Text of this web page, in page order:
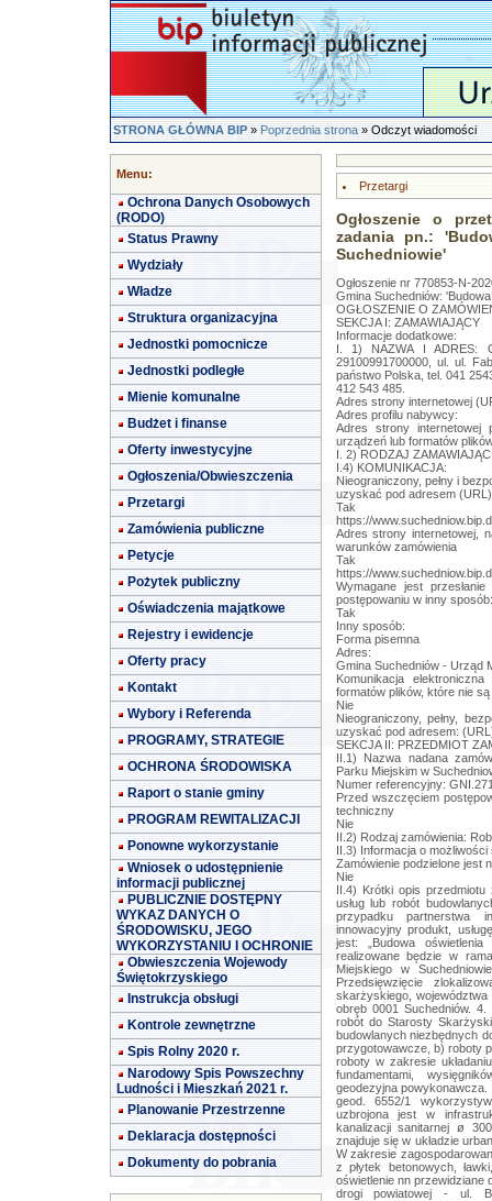
STRONA GŁÓWNA BIP»Poprzednia strona» Odczyt wiadomości
Menu:
Ochrona Danych Osobowych
(RODO)
Status Prawny
Wydziały
Władze
Struktura organizacyjna
Jednostki pomocnicze
Jednostki podległe
Mienie komunalne
Budżet i finanse
Oferty inwestycyjne
Ogłoszenia/Obwieszczenia
Przetargi
Zamówienia publiczne
Petycje
Pożytek publiczny
Oświadczenia majątkowe
Rejestry i ewidencje
Oferty pracy
Kontakt
Wybory i Referenda
PROGRAMY, STRATEGIE
OCHRONA ŚRODOWISKA
Raport o stanie gminy
PROGRAM REWITALIZACJI
Ponowne wykorzystanie
Wniosek o udostępnienie
informacji publicznej
PUBLICZNIE DOSTĘPNY
WYKAZ DANYCH O
ŚRODOWISKU, JEGO
WYKORZYSTANIU I OCHRONIE
Obwieszczenia Wojewody
Świętokrzyskiego
Instrukcja obsługi
Kontrole zewnętrzne
Spis Rolny 2020 r.
Narodowy Spis Powszechny
Ludności i Mieszkań 2021 r.
Planowanie Przestrzenne
Deklaracja dostępności
Dokumenty do pobrania
Przetargi
Ogłoszenie o
zadania pn.:
Suchedniowie'
Ogłoszenie nr 770853-N-
Gmina Suchedniów:
OGŁOSZENIE O
SEKCJA I: ZAMAWIAJĄCY
Informacje dodatkowe:
I. 1) NAZWA I ADRES:
29100991700000, ul. ul.
państwo Polska, tel. 041
412 543 485.
Adres strony internetowej
Adres profilu nabywcy:
Adres strony
urządzeń lub formatów
I. 2) RODZAJ
I.4) KOMUNIKACJA:
Nieograniczony, pełny i
uzyskać pod adresem (URL)
Tak
https://
Adres strony internetowej,
warunków zamówienia
Tak
https://
Wymagane jest
postępowaniu w inny sposób:
Tak
Inny sposób:
Forma pisemna
Adres:
Gmina Suchedniów - Urząd
Komunikacja
formatów plików, które nie
Nie
Nieograniczony, pełny,
uzyskać pod adresem:
SEKCJA II: PRZEDMIOT
II.1) Nazwa nadana
Parku Miejskim w
Numer referencyjny:
Przed wszczęciem
techniczny
Nie
II.2) Rodzaj zamówienia:
II.3) Informacja o
Zamówienie podzielone jest
Nie
II.4) Krótki opis przedmiotu zamówienia (wielkość, zakres, rodzaj i ilość dostaw, usług lub robót budowlanych lub określenie zapotrzebowania i wymagań ) a w przypadku partnerstwa innowacyjnego - określenie zapotrzebowania na innowacyjny produkt, usługę lub roboty budowlane: 1. Przedmiotem zamówienia jest: „Budowa oświetlenia w Parku Miejskim w Suchedniowie'. 2. Zadanie realizowane będzie w ramach zadania budżetowego pn.: 'Modernizacja Parku Miejskiego w Suchedniowie' - ze środków własnych Gminy Suchedniów. 3. Przedsięwzięcie zlokalizowane jest na terenie gminy Suchedniów, powiatu skarżyskiego, województwa świętokrzyskiego, na działce o nr ewid. geod. 6552/1 obręb 0001 Suchedniów. 4. Zadanie realizowane będzie w oparciu o zgłoszenie robót do Starosty Skarżyskiego. 5. Zakres obejmuje wykonanie wszelkich robót budowlanych niezbędnych do zrealizowania w/w zadania między innymi: a) roboty przygotowawcze, b) roboty pomiarowe, c) roboty rozbiórkowe, d) roboty ziemne, e) roboty w zakresie układaniu kabli, f) roboty montażowe (montaż slupów wraz z fundamentami, wysięgników i opraw oświetleniowych), g) inwentaryzacja geodezyjna powykonawcza. 6. Opis stanu istniejącego: Obecnie działka o nr ewid. geod. 6552/1 wykorzystywana i urządzona jest jako Park Miejski. Działka uzbrojona jest w infrastrukturę techniczną: sieć wodociągową ø 300, sieć kanalizacji sanitarnej ø 300, linię elektroenergetyczną oraz ciepłociąg. Działka znajduje się w układzie urbanistycznym wpisanym do Gminnej Ewidencji Zabytków. W zakresie zagospodarowania terenu: na działce znajdują się ciągi komunikacyjne z płytek betonowych, ławki, kosze na odpady, zieleń parkowa oraz istniejące oświetlenie nn przewidziane do demontażu. Działka ma dostęp do drogi publicznej z drogi powiatowej - ul. Bodzentyńskiej w Suchedniowie. 7. Projektowane rozwiązania: W ramach zadania przewiduje się demontaż istniejącego oświetlenia nn oraz przekazanie go do PGE Dystrybucja S.A a także budowę nowego oświetlenia obejmującą budowę sieci kablowej ziemnej niskiego napięcia 0,4 kV. Zakres robót obejmuje ułożenie kabla YAKXS 4 x 25 mm2 na długości około 700 m, montaż 23 słupów oświetleniowych wraz z fundamentami, wysięgnikami oraz oprawami oświetleniowymi LED - zgodnie z załączoną dokumentacją projektową. Linia zasilana będzie z istniejącego złącza kablowo - pomiarowego. 8. Poza zakresem prac określonym dokumentacją projektową i STWiORB Wykonawca zobowiązany jest ująć w cenie oferty następujące czynności:  opracowanie planu BIOZ,  obecności kierownika budowy na placu budowy minimum 3 razy w tygodniu a także w miarę potrzeb zgłaszanych telefonicznie przez Zamawiającego,  opracowanie projektu technicznego, który przedkładany będzie do organu nadzoru budowlanego na etapie składania wniosku o wydanie pozwolenia na użytkowanie, projekt musi być zgodny z zatwierdzonym przez organ administracji architektoniczno - budowlanej projektem zagospodarowania działki oraz projektem architektoniczno - budowlanym będącymi załącznikami do SIWZ.  wydzielenie i zabezpieczenie terenu prowadzonych robót,  prowadzenie bieżącej geodezyjnej i geotechnicznej obsługi zadania, Zamawiający może na każdym etapie prac żądać aktualnej inwentaryzacji geodezyjnej,  sporządzenie inwentaryzacji geodezyjnej powykonawczej robót opracowanej na aktualnym planie sytuacyjno – wysokościowym,  w przypadku, gdy powstanie taka konieczność, uzyskanie zgody od